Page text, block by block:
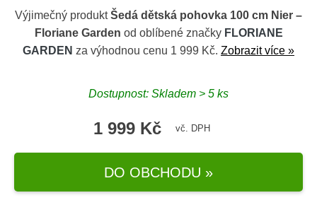
Výjimečný produktŠedá dětská pohovka 100 cm Nier –
Floriane Garden od oblíbené značky FLORIANE
GARDEN za výhodnou cenu 1 999 Kč. Zobrazit více »
Dostupnost: Skladem > 5 ks
1 999 Kč vč. DPH
DO OBCHODU »